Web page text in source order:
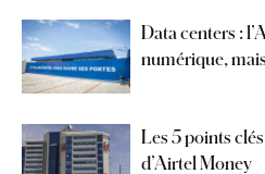
Data centers :
numérique,
Les 5 points
d’Airtel Money